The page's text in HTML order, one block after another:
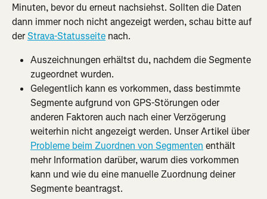
Minuten, bevor du erneut nachsiehst. Sollten die Daten
dann immer noch nicht angezeigt werden, schau bitte auf
der Strava-Statusseite nach.
Auszeichnungen erhältst du, nachdem die Segmente
zugeordnet wurden.
Gelegentlich kann es vorkommen, dass bestimmte
Segmente aufgrund von GPS-Störungen oder
anderen Faktoren auch nach einer Verzögerung
weiterhin nicht angezeigt werden. Unser Artikel über
Probleme beim Zuordnen von Segmenten enthält
mehr Information darüber, warum dies vorkommen
kann und wie du eine manuelle Zuordnung deiner
Segmente beantragst.